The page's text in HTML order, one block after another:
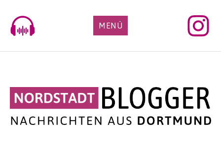
content
MENÜ